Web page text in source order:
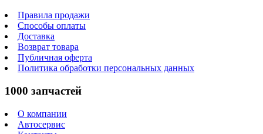
Правила продажи
Способы оплаты
Доставка
Возврат товара
Публичная оферта
Политика обработки персональных данных
1000 запчастей
О компании
Автосервис